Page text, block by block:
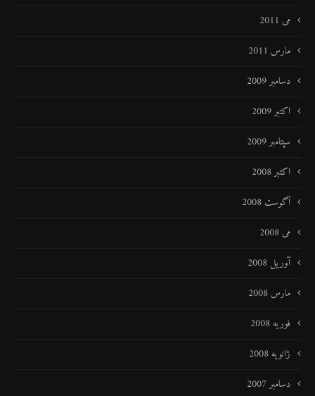
می 2011
مارس 2011
دسامبر 2009
اکتبر 2009
سپتامبر 2009
اکتبر 2008
آگوست 2008
می 2008
آوریل 2008
مارس 2008
فوریه 2008
ژانویه 2008
دسامبر 2007